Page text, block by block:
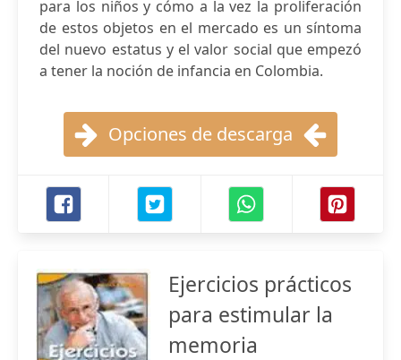
para los niños y cómo a la vez la proliferación
de estos objetos en el mercado es un síntoma
del nuevo estatus y el valor social que empezó
a tener la noción de infancia en Colombia.
Opciones de descarga
Ejercicios prácticos
para estimular la
memoria